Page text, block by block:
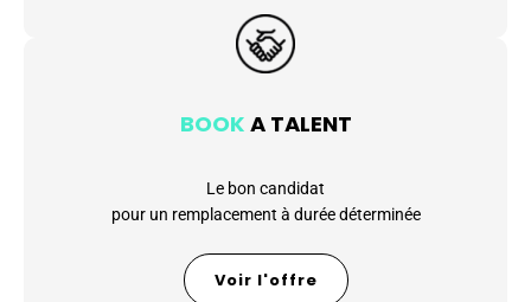
BOOK A TALENT
Le bon candidat
pour un remplacement à durée déterminée
Voir l'offre